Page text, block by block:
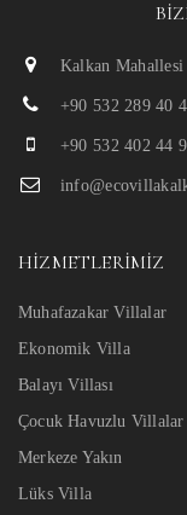
Kalkan
+90 532 289 40
+90 532 402 44
HIZMETLERIMIZ
Muhafazakar Villalar
Ekonomik Villa
Balayı Villası
Çocuk Havuzlu Villalar
Merkeze Yakın
Lüks Villa